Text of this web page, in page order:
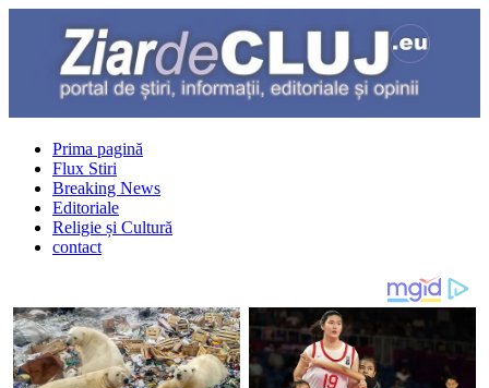
Prima pagină
Flux Stiri
Breaking News
Editoriale
Religie și Cultură
contact